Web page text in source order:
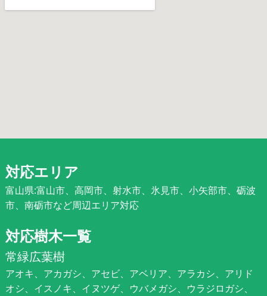
対応エリア
富山県:富山市、高岡市、射水市、氷見市、小矢部市、砺波
市、南砺市など周辺エリア対応
対応樹木一覧
常緑広葉樹
アオキ、アカガシ、アセビ、アベリア、アラカシ、アリド
オシ、イスノキ、イヌツゲ、ウバメガシ、ウラジロガシ、